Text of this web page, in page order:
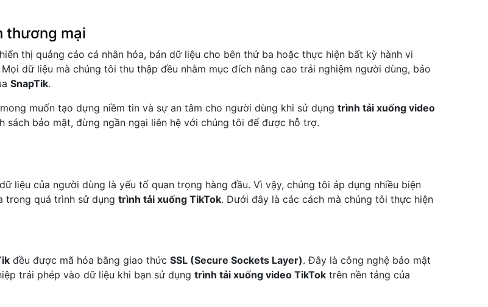
thương mại
thị quảng cáo cá nhân hóa, bán dữ liệu cho bên thứ ba hoặc thực hiện bất kỳ hành vi
dữ liệu mà chúng tôi thu thập đều nhằm mục đích nâng cao trải nghiệm người dùng, bảo
SnapTik.
muốn tạo dựng niềm tin và sự an tâm cho người dùng khi sử dụng trình tải xuống video
sách bảo mật, đừng ngần ngại liên hệ với chúng tôi để được hỗ trợ.
liệu của người dùng là yếu tố quan trọng hàng đầu. Vì vậy, chúng tôi áp dụng nhiều biện
trong quá trình sử dụng trình tải xuống TikTok. Dưới đây là các cách mà chúng tôi thực hiện
đều được mã hóa bằng giao thức SSL (Secure Sockets Layer). Đây là công nghệ bảo mật
trái phép vào dữ liệu khi bạn sử dụng trình tải xuống video TikTok trên nền tảng của